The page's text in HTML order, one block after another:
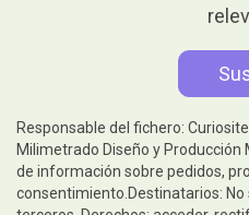
Responsable del fichero:
Milimetrado Diseño y Producción
de información sobre pedidos,
consentimiento.Destinatarios: